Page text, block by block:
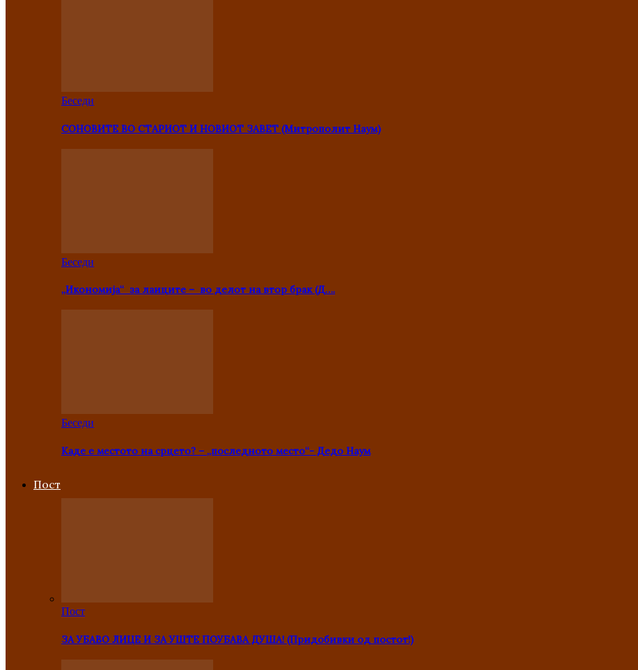
Беседи
СОНОВИТЕ ВО СТАРИОТ И НОВИОТ ЗАВЕТ (Митрополит Наум)
Беседи
„Икономија“ за лаиците – во делот на втор брак (Д….
Беседи
Каде е местото на срцето? – „последното место“- Дедо Наум
Пост
Пост
ЗА УБАВО ЛИЦЕ И ЗА УШТЕ ПОУБАВА ДУША! (Придобивки од постот!)